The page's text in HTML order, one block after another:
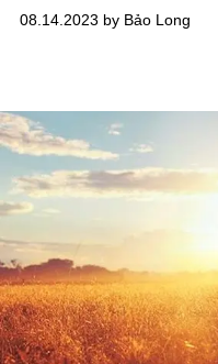
08.14.2023 by Bảo Long